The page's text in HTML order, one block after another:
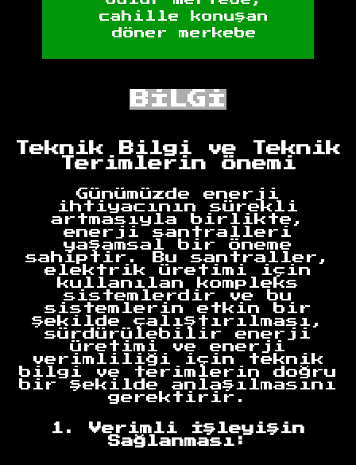
cahille konuşan
döner merkebe
BİLGİ
Teknik Bilgi ve Teknik
Terimlerin Önemi
Günümüzde enerji
ihtiyacının sürekli
artmasıyla birlikte,
enerji santralleri
yaşamsal bir öneme
sahiptir. Bu santraller,
elektrik üretimi için
kullanılan kompleks
sistemlerdir ve bu
sistemlerin etkin bir
şekilde çalıştırılması,
sürdürülebilir enerji
üretimi ve enerji
verimliliği için teknik
bilgi ve terimlerin doğru
bir şekilde anlaşılmasını
gerektirir.
1. Verimli İşleyişin
Sağlanması: